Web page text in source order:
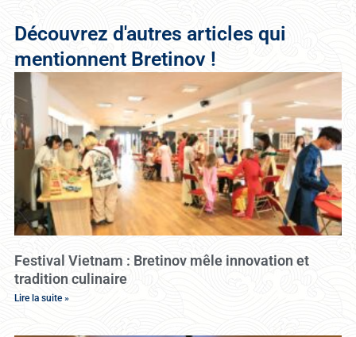
Découvrez d'autres articles qui
mentionnent Bretinov !
Festival Vietnam : Bretinov mêle innovation et
tradition culinaire
Lire la suite »